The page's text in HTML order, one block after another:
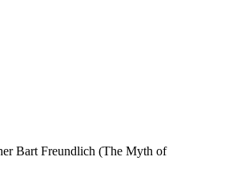
Bart Freundlich (The Myth of